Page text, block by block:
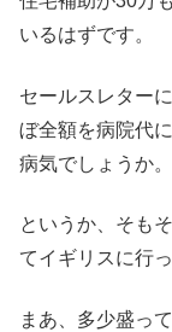
いるはずです。
セールスレター
ぼ全額を病院代
病気でしょうか。
というか、そも
てイギリスに行
まあ、多少盛っ